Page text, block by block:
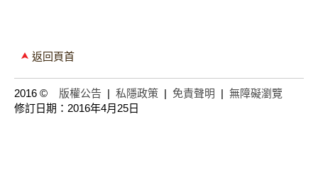
返回頁首
2016 © 版權公告 | 私隱政策 | 免責聲明 | 無障礙瀏覽
修訂日期：2016年4月25日